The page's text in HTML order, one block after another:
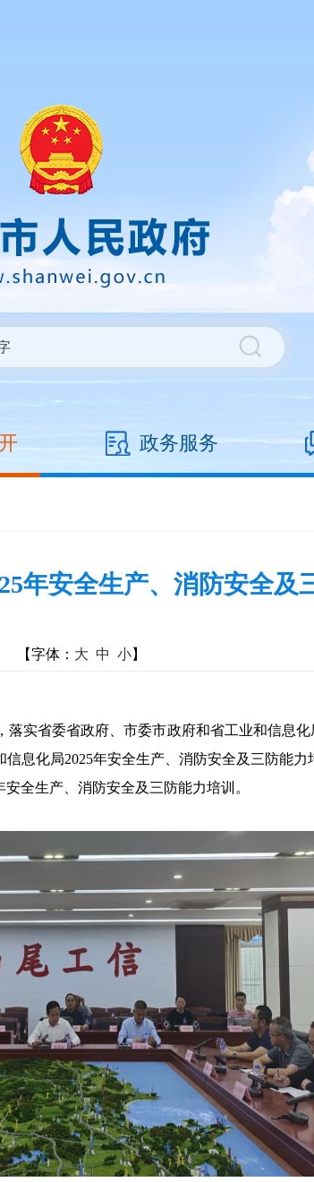
政务服务
年安全生产、消防安全及
【字体： 大 中 小】
省委省政府、市委市政府和省工业和信息化
息化局2025年安全生产、消防安全及三防能
全生产、消防安全及三防能力培训。